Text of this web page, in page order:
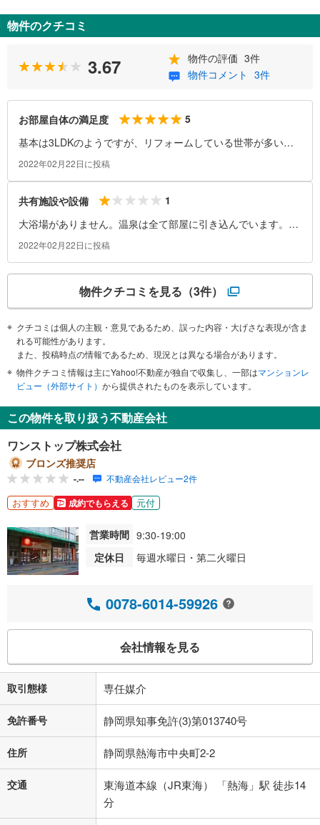
物件のクチコミ
3.67 物件の評価 3件
物件コメント 3件
お部屋自体の満足度
5
基本は3LDKのようですが、リフォームしている世帯が多いの
で、またまたです。件築年数は古いですが、リフォーム済みの
ところはそれを感じされません。何もしていないところは流石
す。
2022年02月22日に投稿
共有施設や設備
1
大浴場がありません。温泉は全て部屋に引き込んでいます。会
員制のジムとプールを併設した施設がありますが会員制です。
因みにここの会員にならないと部屋に温泉がひけません。
2022年02月22日に投稿
物件クチコミを見る （3件）
クチコミは個人の主観・意見であるため、誤った内容・大げさな表現が含ま
れる可能性があります。
また、投稿時点の情報であるため、現況とは異なる場合があります。
物件クチコミ情報は主にYahoo!不動産が独自で収集し、一部はマンションレ
ビュー（外部サイト） から提供されたものを表示しています。
この物件を取り扱う不動産会社
ワンストップ株式会社
ブロンズ推奨店
-.-- 不動産会社レビュー2件
おすすめ 成約でもらえる 元付
営業時間 9:30-19:00
定休日
毎週水曜日・第二火曜日
0078-6014-59926
会社情報を見る
取引態様 専任媒介
免許番号 静岡県知事免許(3)第013740号
住所 静岡県熱海市中央町2-2
交通
東海道本線（JR東海） 「熱海」駅 徒歩14
分